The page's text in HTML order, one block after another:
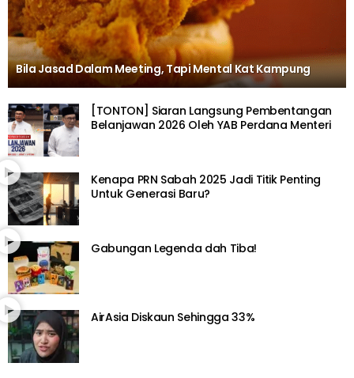
Bila Jasad Dalam Meeting, Tapi Mental Kat Kampung
[TONTON] Siaran Langsung Pembentangan
Belanjawan 2026 Oleh YAB Perdana Menteri
Kenapa PRN Sabah 2025 Jadi Titik Penting
Untuk Generasi Baru?
Gabungan Legenda dah Tiba!
AirAsia Diskaun Sehingga 33%